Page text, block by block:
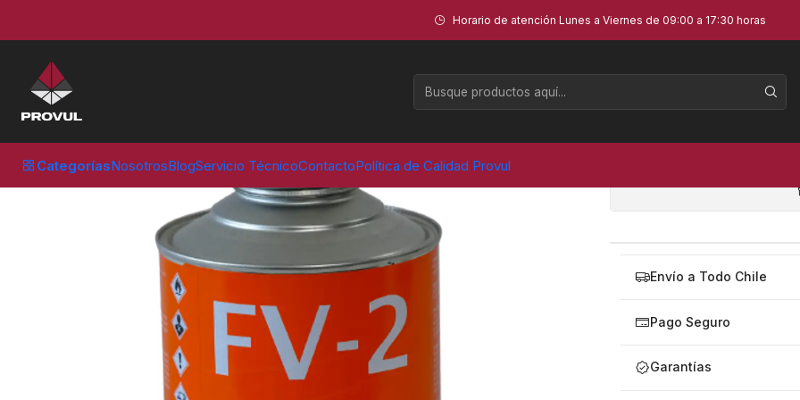
CategoríasNosotrosBlogServicio TécnicoContactoPolítica de Calidad Provul
Horario de atención Lunes a Viernes de 09:00 a 17:30 horas
Envío a Todo Chile
Pago Seguro
Garantías